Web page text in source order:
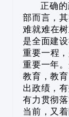
正确
部而言，
难就难在
是全面建
重要一程
重要一年
教育，教
出政绩，
有力贯彻
当前，又